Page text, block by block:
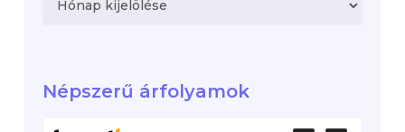
Népszerű árfolyamok